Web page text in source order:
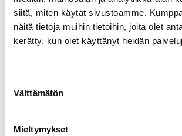
siitä, miten käytät sivustoamme.
näitä tietoja muihin tietoihin, joita olet
kerätty, kun olet käyttänyt heidän
valinta
Välttämätön
Mieltymykset
1.8.2026
huomionosoitus